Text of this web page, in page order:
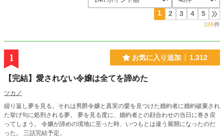
1 2 3 4 5
186件
1 お気に入り追加 1,312
【完結】愛されない令嬢は全てを諦めた
ツカノ
繰り返し夢を見る。それは男爵令嬢と真実の愛を見つけた婚約者に婚約破棄され
た挙げ句に処刑される夢。 夢を見る度に、婚約者との顔合わせの当日に巻き戻
ってしまう。 令嬢が諦めの境地に至った時、いつもとは違う展開になったのだ
った。 三話完結予定。